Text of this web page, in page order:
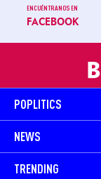
ENCUÉNTRANOS EN
FACEBOOK
POPLITICS
NEWS
TRENDING